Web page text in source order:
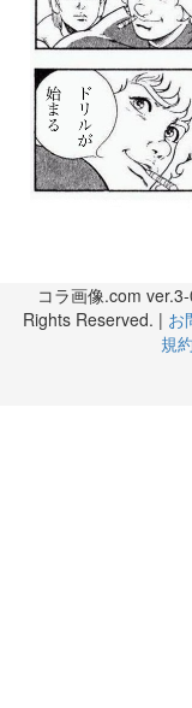
コラ画像.com
Rights Reserved. | お
規約